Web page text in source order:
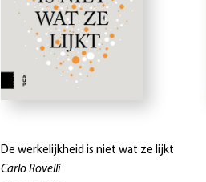
De werkelijkheid is niet wat ze lijkt
Carlo Rovelli